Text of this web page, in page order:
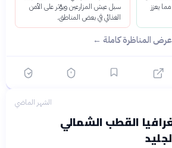
مما يعزز
سبل عيش المزارعين ويؤثر على الأمن
الغذائي في بعض المناطق.
المناظرة كاملة ←
الشهر الماضي
القطب الشمالي